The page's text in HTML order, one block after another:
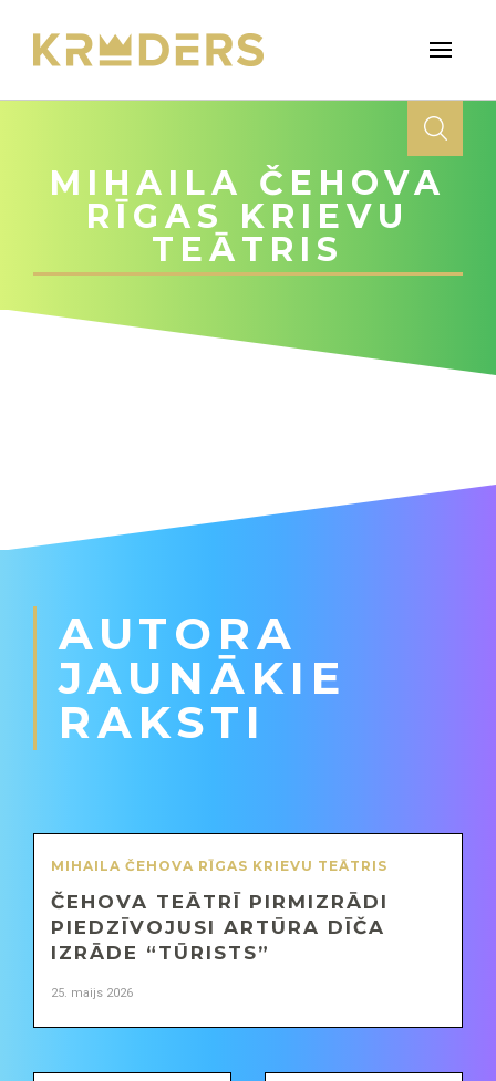
MIHAILA ČEHOVA
RĪGAS KRIEVU
TEĀTRIS
AUTORA
JAUNĀKIE
RAKSTI
MIHAILA ČEHOVA RĪGAS KRIEVU TEĀTRIS
ČEHOVA TEĀTRĪ PIRMIZRĀDI
PIEDZĪVOJUSI ARTŪRA DĪČA
IZRĀDE “TŪRISTS”
25. maijs 2026